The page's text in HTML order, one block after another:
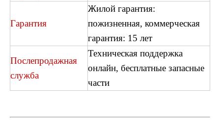
2509 тисненой виниловый пол L2662 Плитка LVT
Гарантия
Жилой гарантия:
пожизненная, коммерческая
гарантия: 15 лет
Послепродажная
служба
Техническая поддержка
онлайн, бесплатные запасные
части